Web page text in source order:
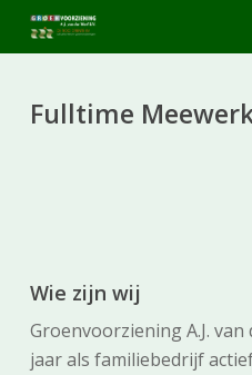
Skip
contentFulltime
Wie zijn wij
Groenvoorziening A.J.
jaar als familiebedrijf